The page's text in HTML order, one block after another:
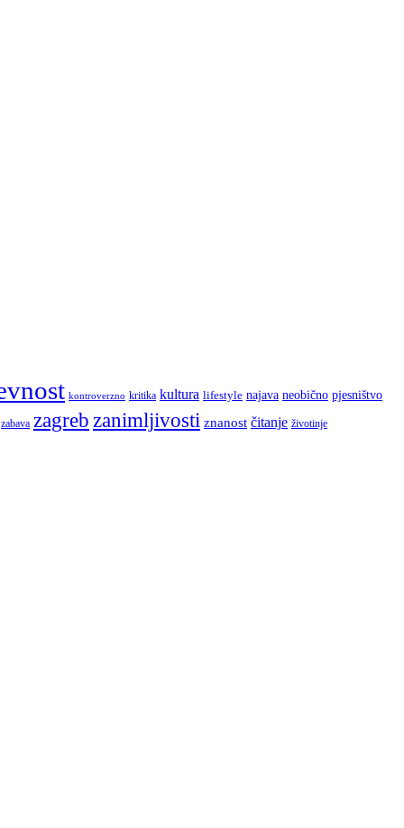
kontroverzno kritika kultura lifestyle najava neobično pjesništvo
zabava zagreb zanimljivosti znanost čitanje životinje